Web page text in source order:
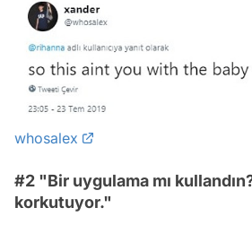
whosalex
#2 "Bir uygulama mı
korkutuyor."